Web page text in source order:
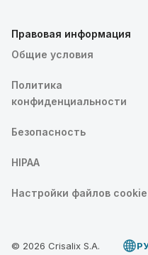
Правовая информация
Общие условия
Политика
конфиденциальности
Безопасность
HIPAA
Настройки файлов cookie
© 2026 Crisalix S.A.